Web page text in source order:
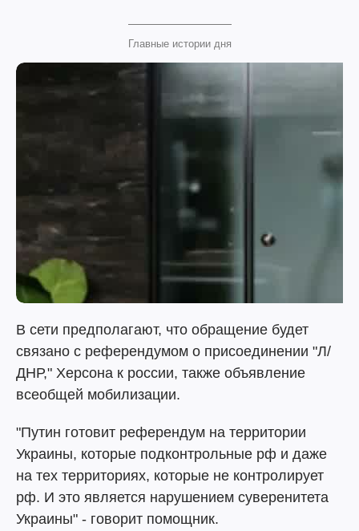
Главные истории дня
В сети предполагают, что обращение будет
связано с референдумом о присоединении "Л/
ДНР," Херсона к россии, также объявление
всеобщей мобилизации.
"Путин готовит референдум на территории
Украины, которые подконтрольные рф и даже
на тех территориях, которые не контролирует
рф. И это является нарушением суверенитета
Украины" - говорит помощник.